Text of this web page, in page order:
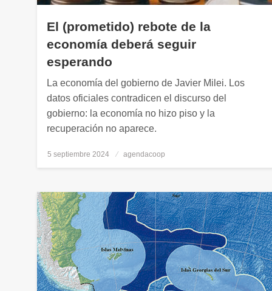
El (prometido) rebote de la
economía deberá seguir
esperando
La economía del gobierno de Javier Milei. Los
datos oficiales contradicen el discurso del
gobierno: la economía no hizo piso y la
recuperación no aparece.
Publicado
5 septiembre 2024 agendacoop